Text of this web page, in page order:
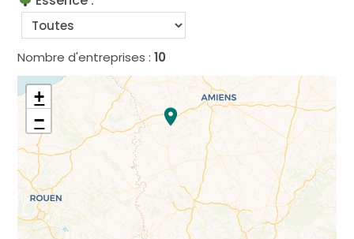
Nombre d'entreprises :10
+
−